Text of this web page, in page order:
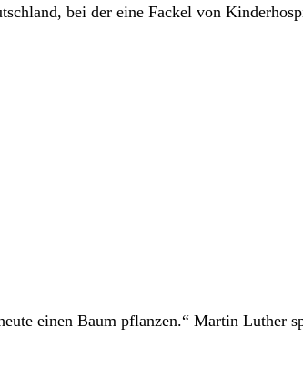
bei der eine Fackel von
einen Baum pflanzen.“ Martin